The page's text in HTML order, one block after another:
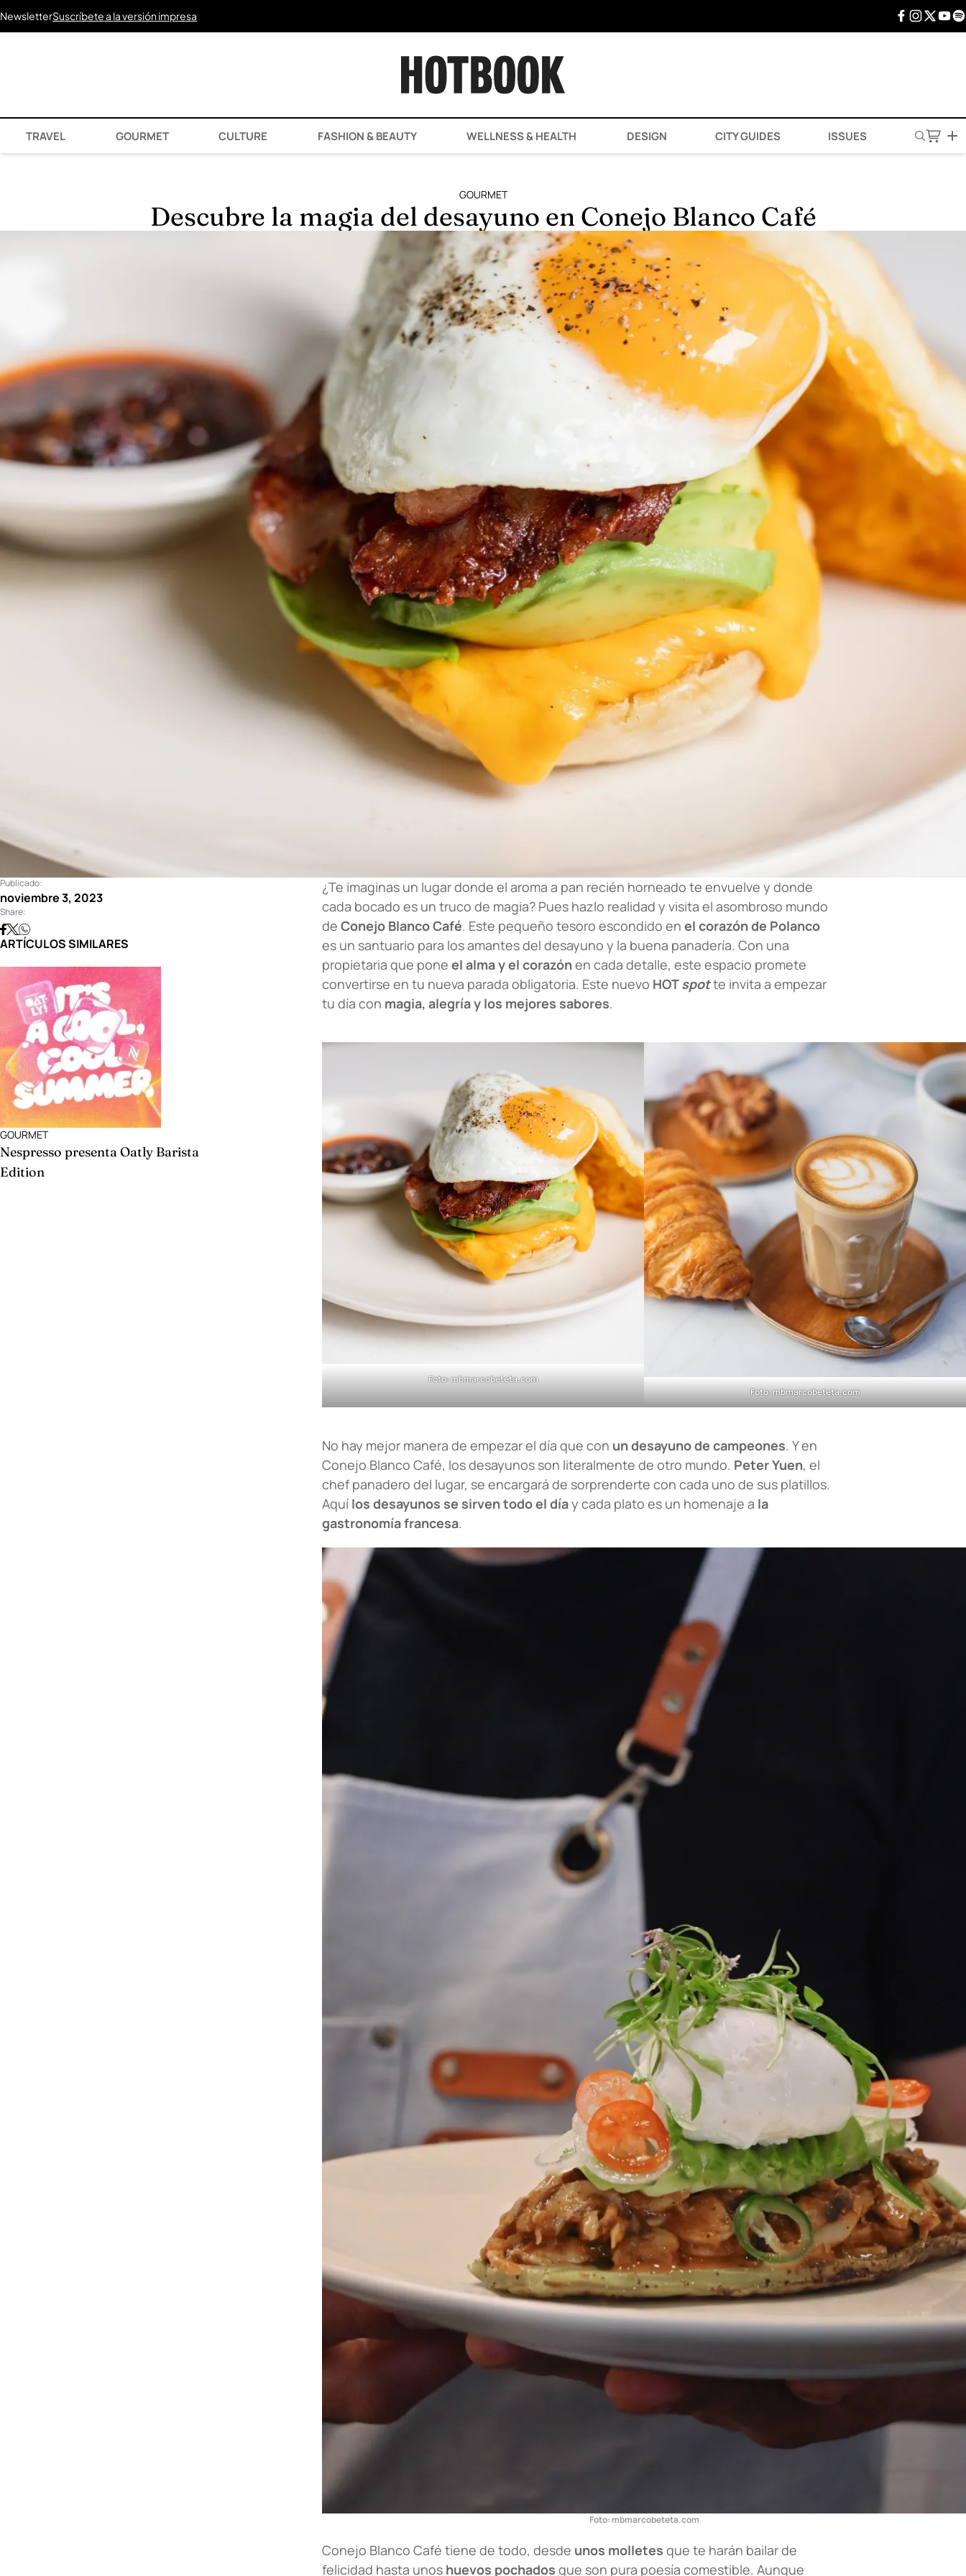
NewsletterSuscríbete a la versión impresa
TRAVEL GOURMET CULTURE FASHION & BEAUTY WELLNESS & HEALTH DESIGN CITY GUIDES ISSUES
GOURMET
Descubre la magia del desayuno en Conejo Blanco Café
¿Te imaginas un lugar donde el aroma a pan recién horneado te envuelve y donde
cada bocado es un truco de magia? Pues hazlo realidad y visita el asombroso mundo
de Conejo Blanco Café. Este pequeño tesoro escondido en el corazón de Polanco
es un santuario para los amantes del desayuno y la buena panadería. Con una
propietaria que pone el alma y el corazónen cada detalle, este espacio promete
convertirse en tu nueva parada obligatoria. Este nuevo HOTspotte invita a empezar
tu día con magia, alegría y los mejores sabores.
Foto: mbmarcobeteta.com
Foto: mbmarcobeteta.com
No hay mejor manera de empezar el día que con un desayuno de campeones. Y en
Conejo Blanco Café, los desayunos son literalmente de otro mundo. Peter Yuen, el
chef panadero del lugar, se encargará de sorprenderte con cada uno de sus platillos.
Aquí los desayunos se sirven todo el díay cada plato es un homenaje a la
gastronomía francesa.
Foto: mbmarcobeteta.com
Conejo Blanco Café tiene de todo, desde unos molletes que te harán bailar de
felicidad hasta unos huevos pochados que son pura poesía comestible. Aunque
Publicado:
noviembre 3, 2023
Share:
ARTÍCULOS SIMILARES
GOURMET
Nespresso presenta Oatly Barista
Edition